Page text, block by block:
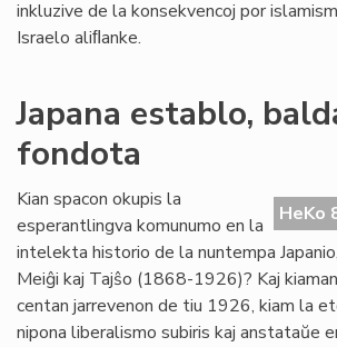
inkluzive de la konsekvencoj por
Israelo aliﬂanke.
Japana establo,
fondota
HeKo
Kian spacon okupis la
esperantlingva komunumo en la
intelekta historio de la nuntempa
Meiĝi kaj Tajŝo (1868-1926)? Kaj
centan jarrevenon de tiu 1926, kiam la
nipona liberalismo subiris kaj anstataŭe